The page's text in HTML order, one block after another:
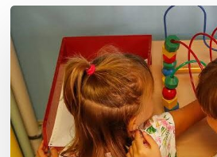
Non
‘fa
caldo’,
una
emergenza
climatica
e
la